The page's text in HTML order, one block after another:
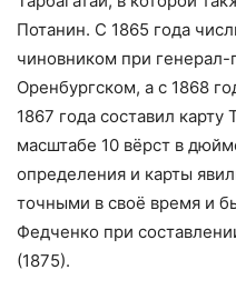
Потанин. С 1865 года
чиновником при
Оренбургском, а с 1868
1867 года составил карту
масштабе 10 вёрст в
определения и карты
точными в своё время и
Федченко при
(1875).